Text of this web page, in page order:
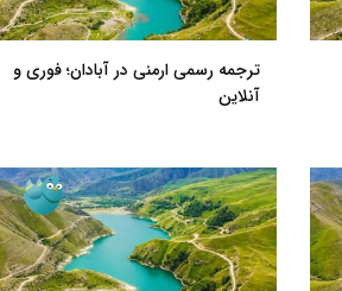
ترجمه رسمی ارمنی در آبادان؛ فوری و
آنلاین